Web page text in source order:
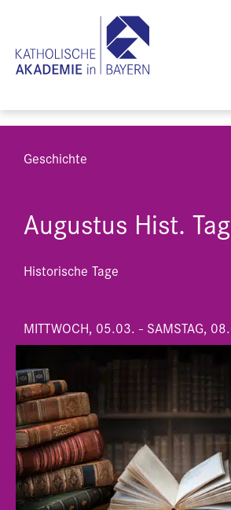
Geschichte
Augustus Hist.
Historische Tage
MITTWOCH, 05.03. - SAMSTAG,